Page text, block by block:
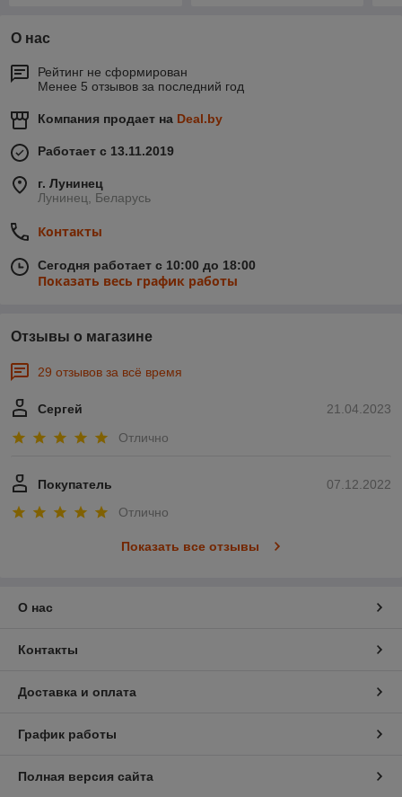
О нас
Рейтинг не сформирован
Менее 5 отзывов за последний год
Компания продает на Deal.by
Работает с 13.11.2019
г. Лунинец
Лунинец, Беларусь
Контакты
Сегодня работает с 10:00 до 18:00
Показать весь график работы
Отзывы о магазине
29 отзывов за всё время
21.04.2023
Сергей
Отлично
07.12.2022
Покупатель
Отлично
Показать все отзывы
О нас
Контакты
Доставка и оплата
График работы
Полная версия сайта